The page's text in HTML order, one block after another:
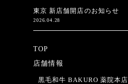
東京 新店舗開店のお知らせ
2026.04.28
TOP
店舗情報
黒毛和牛 BAKURO 薬院本店